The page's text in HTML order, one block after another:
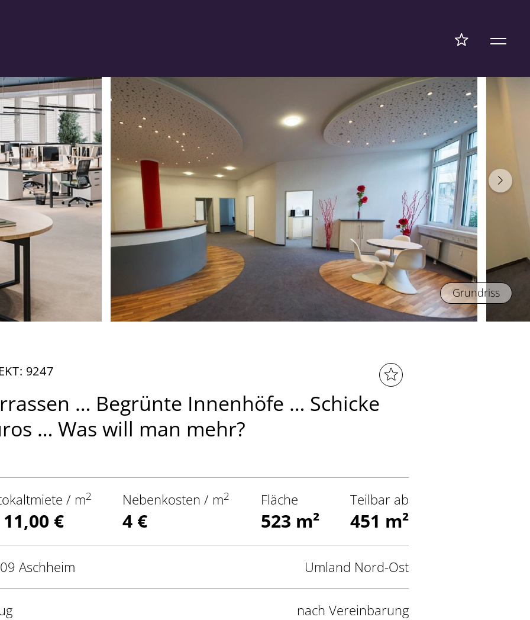
Grundriss
9247
… Begrünte Innenhöfe … Schicke
… Was will man mehr?
/ m2
€
Nebenkosten / m2
4 €
Fläche
523 m²
Teilbar ab
451 m²
Aschheim Umland Nord-Ost
nach Vereinbarung